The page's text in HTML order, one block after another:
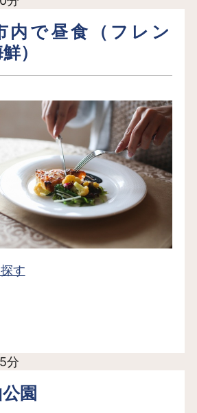
かぶりの松」も見どころの
奢り高ぶらず、常に低姿勢
」という本間家の精神を表
のために私財を投じてこの地
定着させたり、凶作時の農民
確保するべく手入れが必要な
園を造成したりと、地元に貢
家の質実剛健な精神を象徴
うです。
旬～4月初旬、このエリアで
街道」と呼ばれる展示イベ
されます。古くから大切に
内で昼食（フレン
）
す
分
園